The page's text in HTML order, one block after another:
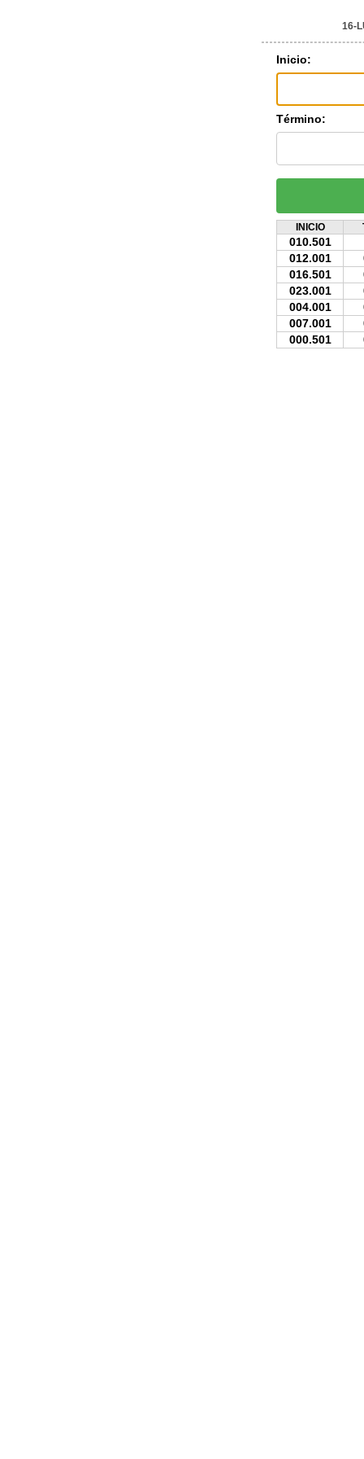
16-
Inicio:
Término:
INICIO
010.501
012.001
016.501
023.001
004.001
007.001
000.501